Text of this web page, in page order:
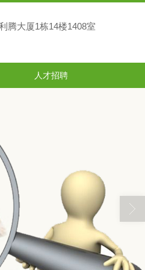
腾大厦1栋14楼1408室
人才招聘